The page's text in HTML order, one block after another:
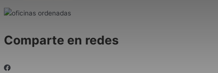
Comparte en redes